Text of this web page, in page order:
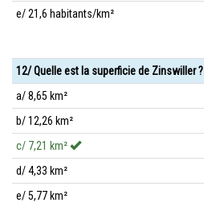
e/ 21,6 habitants/km²
12/ Quelle est la superficie de Zinswiller ?
a/ 8,65 km²
b/ 12,26 km²
c/ 7,21 km²
d/ 4,33 km²
e/ 5,77 km²